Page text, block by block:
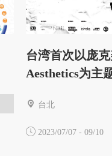
台湾首次以庞
Aesthetics为主
台北
2023/07/07 - 09/10